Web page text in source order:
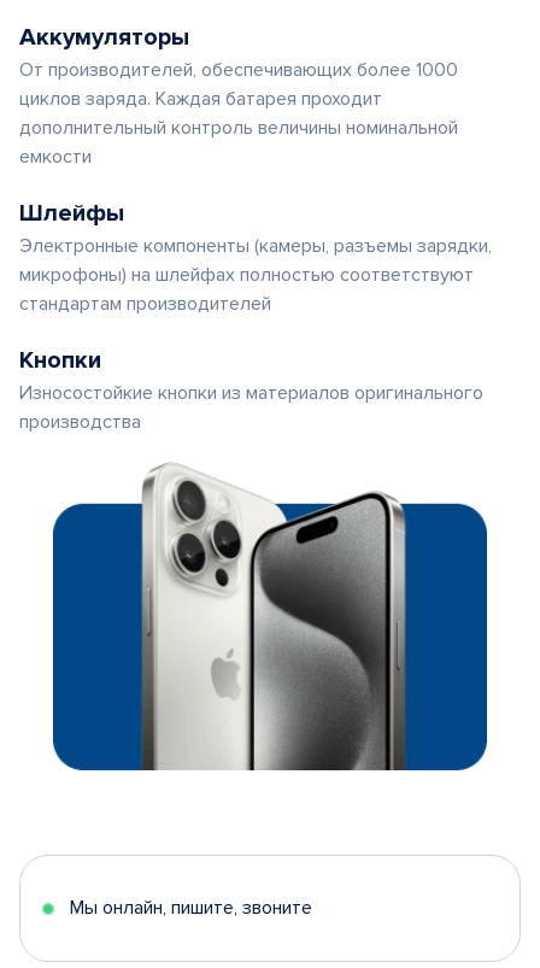
Аккумуляторы
От производителей, обеспечивающих более 1000
циклов заряда. Каждая батарея проходит
дополнительный контроль величины номинальной
емкости
Шлейфы
Электронные компоненты (камеры, разъемы зарядки,
микрофоны) на шлейфах полностью соответствуют
стандартам производителей
Кнопки
Износостойкие кнопки из материалов оригинального
производства
Мы онлайн, пишите, звоните